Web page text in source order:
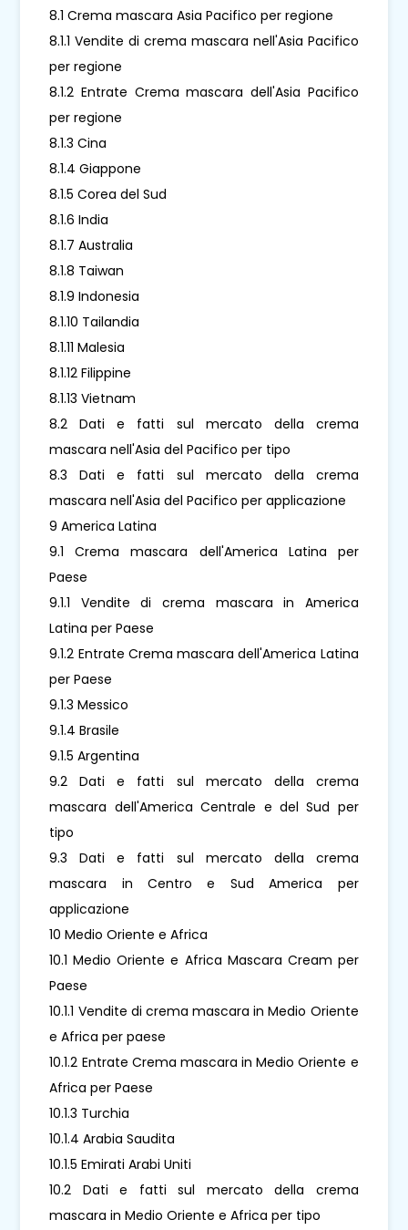
8.1 Crema mascara Asia Pacifico per regione
8.1.1 Vendite di crema mascara nell'Asia Pacifico
per regione
8.1.2 Entrate Crema mascara dell'Asia Pacifico
per regione
8.1.3 Cina
8.1.4 Giappone
8.1.5 Corea del Sud
8.1.6 India
8.1.7 Australia
8.1.8 Taiwan
8.1.9 Indonesia
8.1.10 Tailandia
8.1.11 Malesia
8.1.12 Filippine
8.1.13 Vietnam
8.2 Dati e fatti sul mercato della crema
mascara nell'Asia del Pacifico per tipo
8.3 Dati e fatti sul mercato della crema
mascara nell'Asia del Pacifico per applicazione
9 America Latina
9.1 Crema mascara dell'America Latina per
Paese
9.1.1 Vendite di crema mascara in America
Latina per Paese
9.1.2 Entrate Crema mascara dell'America Latina
per Paese
9.1.3 Messico
9.1.4 Brasile
9.1.5 Argentina
9.2 Dati e fatti sul mercato della crema
mascara dell'America Centrale e del Sud per
tipo
9.3 Dati e fatti sul mercato della crema
mascara in Centro e Sud America per
applicazione
10 Medio Oriente e Africa
10.1 Medio Oriente e Africa Mascara Cream per
Paese
10.1.1 Vendite di crema mascara in Medio Oriente
e Africa per paese
10.1.2 Entrate Crema mascara in Medio Oriente e
Africa per Paese
10.1.3 Turchia
10.1.4 Arabia Saudita
10.1.5 Emirati Arabi Uniti
10.2 Dati e fatti sul mercato della crema
mascara in Medio Oriente e Africa per tipo